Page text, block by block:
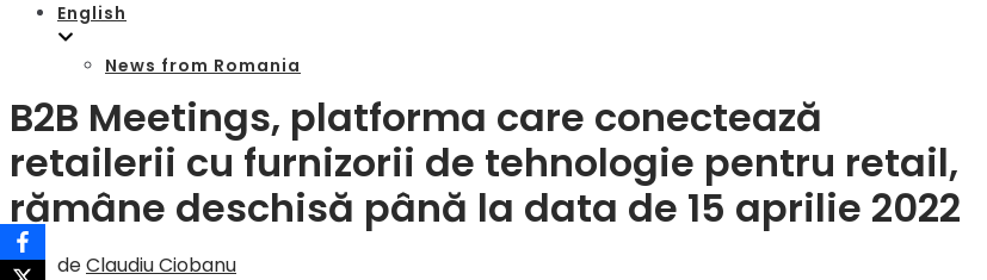
English
News from Romania
B2B Meetings, platforma care conectează
retailerii cu furnizorii de tehnologie pentru retail,
rămâne deschisă până la data de 15 aprilie 2022
deClaudiu Ciobanu